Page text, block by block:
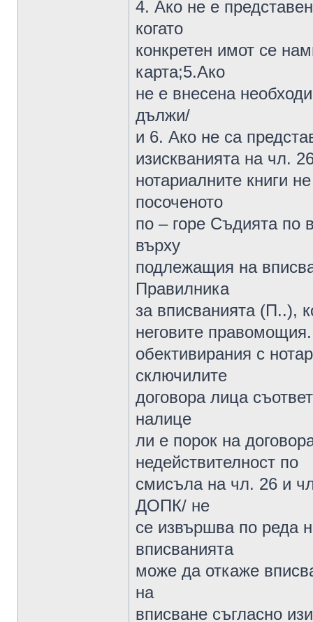
4. Ако не е
когато
конкретен имот се
карта;5.Ако
не е внесена
дължи/
и 6. Ако не са
изискванията на чл.
нотариалните книги
посоченото
по – горе Съдията по
върху
подлежащия на
Правилника
за вписванията (П..),
неговите
обективирания с
сключилите
договора лица
налице
ли е порок на
недействителност по
смисъла на чл. 26 и
ДОПК/ не
се извършва по реда
вписванията
може да откаже
на
вписване съгласно